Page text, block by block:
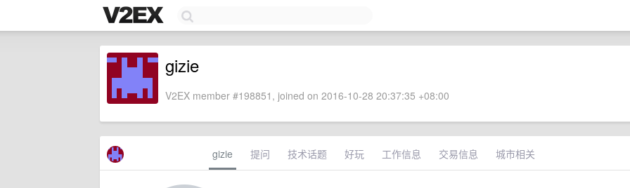
gizie
V2EX member #198851, joined on 2016-10-28 20:37:35 +08:00
gizie 提问 技术话题 好玩 工作信息 交易信息 城市相关